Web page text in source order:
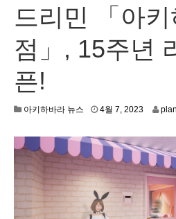
드리민 「아
점」, 15주년
픈!
아키하바라 뉴스 4월 7, 20234
,
2
0
2
3